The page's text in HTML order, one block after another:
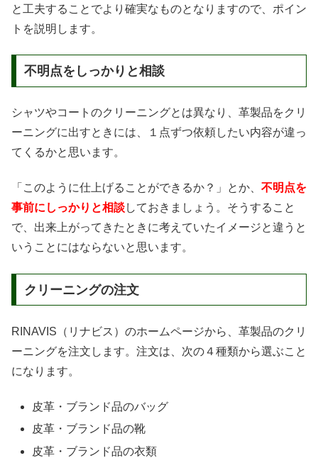
と工夫することでより確実なものとなりますので、ポイン
トを説明します。
不明点をしっかりと相談
シャツやコートのクリーニングとは異なり、革製品をクリ
ーニングに出すときには、１点ずつ依頼したい内容が違っ
てくるかと思います。
「このように仕上げることができるか？」とか、 不明点を
事前にしっかりと相談しておきましょう。そうすること
で、出来上がってきたときに考えていたイメージと違うと
いうことにはならないと思います。
クリーニングの注文
RINAVIS（リナビス）のホームページから、革製品のクリ
ーニングを注文します。注文は、次の４種類から選ぶこと
になります。
皮革・ブランド品のバッグ
皮革・ブランド品の靴
皮革・ブランド品の衣類